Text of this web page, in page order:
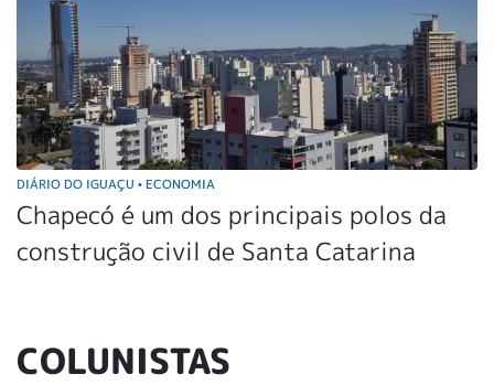
DIÁRIO DO IGUAÇU • ECONOMIA
Chapecó é um dos principais polos da
construção civil de Santa Catarina
COLUNISTAS